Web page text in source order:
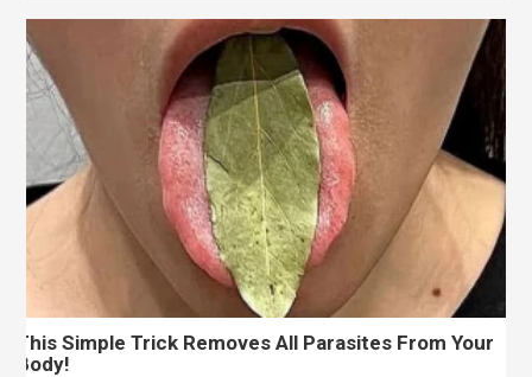
This Simple Trick Removes All Parasites From Your
Body!